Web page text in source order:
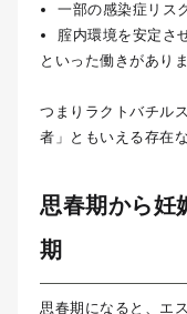
一部の感染症リス
腟内環境を安定さ
といった働きがありま
つまりラクトバチル
者」ともいえる存在な
思春期から妊
期
思春期になると、エ